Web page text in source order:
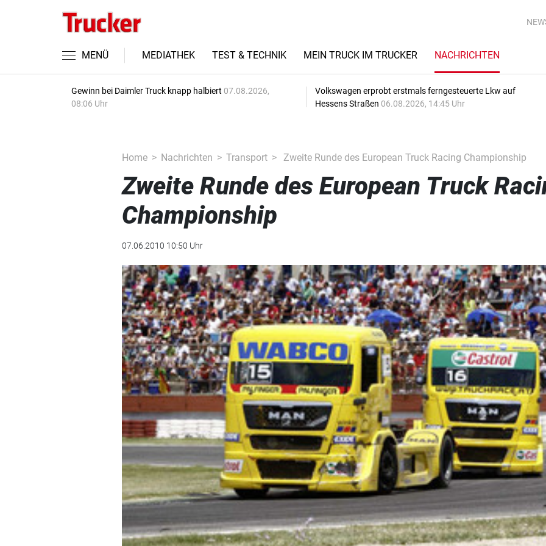
MENÜ MEDIATHEK TEST & TECHNIK MEIN TRUCK IM TRUCKER NACHRICHTEN
Gewinn bei Daimler Truck knapp halbiert 07.08.2026,
08:06 Uhr
Volkswagen erprobt erstmals ferngesteuerte Lkw auf
Hessens Straßen 06.08.2026, 14:45 Uhr
Home Nachrichten Transport Zweite Runde des European Truck Racing Championship
Zweite Runde des European Truck
Championship
07.06.2010 10:50 Uhr